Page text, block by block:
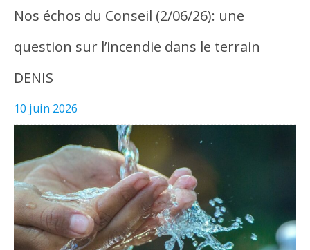
Nos échos du Conseil (2/06/26): une
question sur l’incendie dans le terrain
DENIS
10 juin 2026